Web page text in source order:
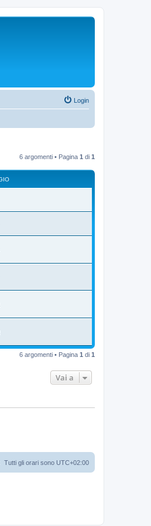
Login
6 argomenti • Pagina 1 di 1
6 argomenti • Pagina 1 di 1
Vai a
Tutti gli orari sono UTC+02:00